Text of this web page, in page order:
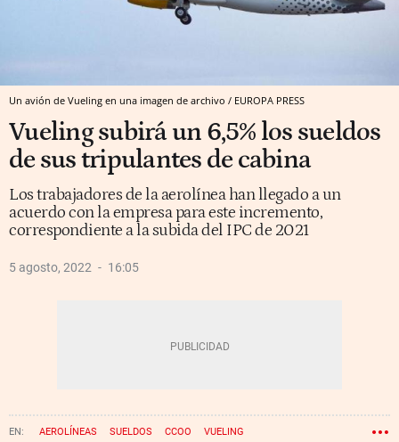
Un avión de Vueling en una imagen de archivo / EUROPA PRESS
Vueling subirá un 6,5% los sueldos
de sus tripulantes de cabina
Los trabajadores de la aerolínea han llegado a un
acuerdo con la empresa para este incremento,
correspondiente a la subida del IPC de 2021
5 agosto, 2022 16:05
AEROLÍNEAS SUELDOS CCOO VUELING